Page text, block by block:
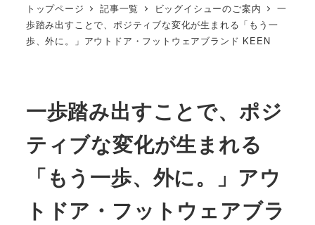
トップページ 記事一覧 ビッグイシューのご案内
一
歩踏み出すことで、ポジティブな変化が生まれる「もう一
歩、外に。」アウトドア・フットウェアブランド KEEN
一歩踏み出すことで、ポジ
ティブな変化が生まれる
「もう一歩、外に。」アウ
トドア・フットウェアブラ